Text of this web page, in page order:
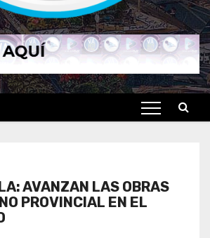
AVANZAN LAS OBRAS
PROVINCIAL EN EL